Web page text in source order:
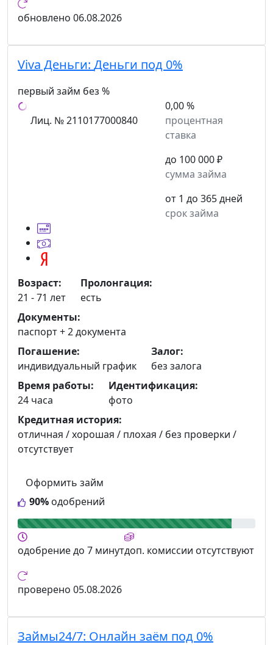
обновлено 06.08.2026
Viva Деньги: Деньги под 0%
первый займ без %
Лиц. № 2110177000840
0,00 %
процентная
ставка
до 100 000 ₽
сумма займа
от 1 до 365 дней
срок займа
90% одобрений
Оформить займ
Возраст:
21 - 71 лет
Пролонгация:
есть
Документы:
паспорт +2 документа
Погашение:
индивидуальный график
Залог:
без залога
Время работы:
24 часа
Идентификация:
фото
Кредитная история:
отличная / хорошая / плохая / без проверки /
отсутствует
одобрениедо 7 минутдоп. комиссии отсутствуют
проверено 05.08.2026
Займы24/7: Онлайн заём под 0%